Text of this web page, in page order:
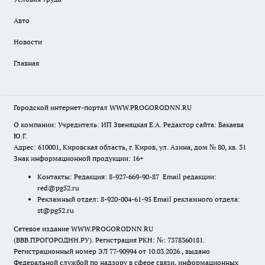
Авто
Новости
Главная
Городской интернет-портал WWW.PROGORODNN.RU
О компании: Учредитель: ИП Звеняцкая Е.А. Редактор сайта: Бакаева
Ю.Г.
Адрес: 610001, Кировская область, г. Киров, ул. Азина, дом № 80, кв. 31
Знак информационной продукции: 16+
Контакты: Редакция: 8-927-669-90-87 Email редакции:
red@pg52.ru
Рекламный отдел: 8-920-004-61-95 Email рекламного отдела:
st@pg52.ru
Сетевое издание WWW.PROGORODNN.RU
(ВВВ.ПРОГОРОДНН.РУ). Регистрация РКН: №: 7378360181.
Регистрационный номер ЭЛ 77-90994 от 10.03.2026., выдано
Федеральной службой по надзору в сфере связи, информационных